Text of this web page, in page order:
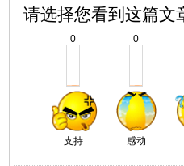
请选择您看到这篇文
0
支持
0
感动